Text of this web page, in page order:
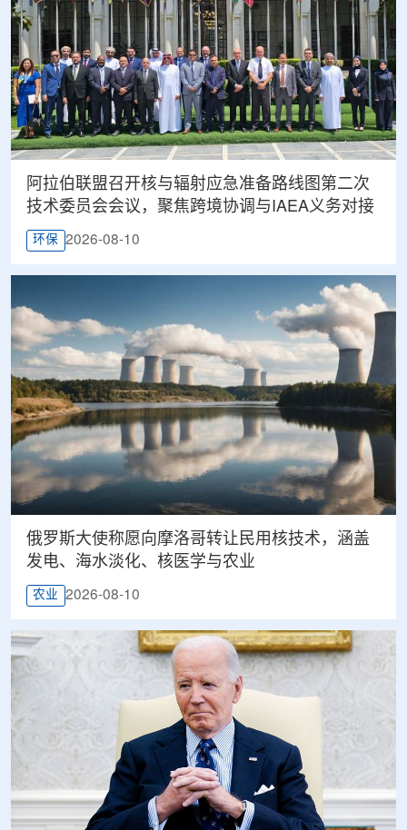
阿拉伯联盟召开核与辐射应急准备路线图第二次
技术委员会会议，聚焦跨境协调与IAEA义务对接
环保 2026-08-10
俄罗斯大使称愿向摩洛哥转让民用核技术，涵盖
发电、海水淡化、核医学与农业
农业 2026-08-10